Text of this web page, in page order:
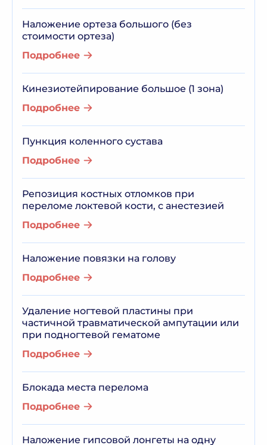
Наложение ортеза большого (без
стоимости ортеза)
Подробнее
Кинезиотейпирование большое (1 зона)
Подробнее
Пункция коленного сустава
Подробнее
Репозиция костных отломков при
переломе локтевой кости, с анестезией
Подробнее
Наложение повязки на голову
Подробнее
Удаление ногтевой пластины при
частичной травматической ампутации или
при подногтевой гематоме
Подробнее
Блокада места перелома
Подробнее
Наложение гипсовой лонгеты на одну